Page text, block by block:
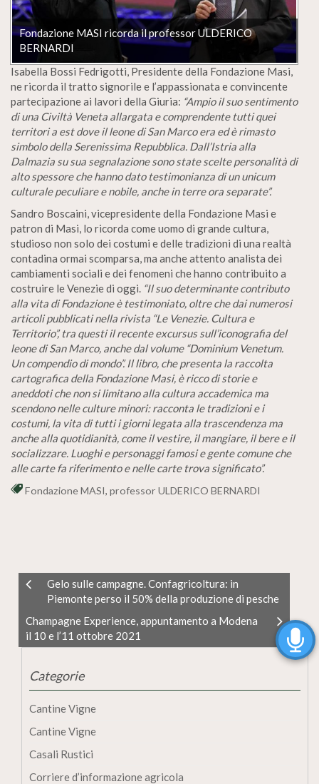
Fondazione MASI ricorda il professor ULDERICO
BERNARDI
Isabella Bossi Fedrigotti, Presidente della Fondazione Masi,
ne ricorda il tratto signorile e l’appassionata e convincente
partecipazione ai lavori della Giuria: “Ampio il suo sentimento
di una Civiltà Veneta allargata e comprendente tutti quei
territori a est dove il leone di San Marco era ed è rimasto
simbolo della Serenissima Repubblica. Dall’Istria alla
Dalmazia su sua segnalazione sono state scelte personalità di
alto spessore che hanno dato testimonianza di un unicum
culturale peculiare e nobile, anche in terre ora separate”.
Sandro Boscaini, vicepresidente della Fondazione Masi e
patron di Masi, lo ricorda come uomo di grande cultura,
studioso non solo dei costumi e delle tradizioni di una realtà
contadina ormai scomparsa, ma anche attento analista dei
cambiamenti sociali e dei fenomeni che hanno contribuito a
costruire le Venezie di oggi. “Il suo determinante contributo
alla vita di Fondazione è testimoniato, oltre che dai numerosi
articoli pubblicati nella rivista “Le Venezie. Cultura e
Territorio”, tra questi il recente excursus sull’iconografia del
leone di San Marco, anche dal volume “Dominium Venetum.
Un compendio di mondo”. Il libro, che presenta la raccolta
cartografica della Fondazione Masi, è ricco di storie e
aneddoti che non si limitano alla cultura accademica ma
scendono nelle culture minori: racconta le tradizioni e i
costumi, la vita di tutti i giorni legata alla trascendenza ma
anche alla quotidianità, come il vestire, il mangiare, il bere e il
socializzare. Luoghi e personaggi famosi e gente comune che
alle carte fa riferimento e nelle carte trova significato”.
Fondazione MASI, professor ULDERICO BERNARDI
Gelo sulle campagne. Confagricoltura: in
Piemonte perso il 50% della produzione di pesche
Champagne Experience, appuntamento a Modena
il 10 e l’11 ottobre 2021
Categorie
Cantine Vigne
Cantine Vigne
Casali Rustici
Corriere d’informazione agricola